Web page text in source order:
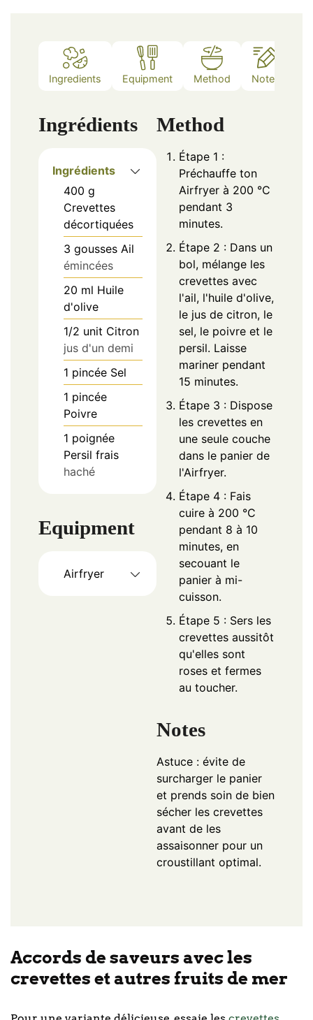
Ingredients Equipment Method Notes
Ingrédients
Ingrédients
400 g
Crevettes
décortiquées
3 gousses Ail
émincées
20 ml Huile
d'olive
1/2 unit Citron
jus d'un demi
1 pincée Sel
1 pincée
Poivre
1 poignée
Persil frais
haché
Equipment
Airfryer
Method
Étape 1 :
Préchauffe ton
Airfryer à 200 °C
pendant 3
minutes.
Étape 2 : Dans un
bol, mélange les
crevettes avec
l'ail, l'huile d'olive,
le jus de citron, le
sel, le poivre et le
persil. Laisse
mariner pendant
15 minutes.
Étape 3 : Dispose
les crevettes en
une seule couche
dans le panier de
l'Airfryer.
Étape 4 : Fais
cuire à 200 °C
pendant 8 à 10
minutes, en
secouant le
panier à mi-
cuisson.
Étape 5 : Sers les
crevettes aussitôt
qu'elles sont
roses et fermes
au toucher.
Notes
Astuce : évite de
surcharger le panier
et prends soin de bien
sécher les crevettes
avant de les
assaisonner pour un
croustillant optimal.
Accords de saveurs avec les
crevettes et autres fruits de mer